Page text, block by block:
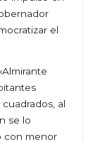
el
al
se lo
con menor